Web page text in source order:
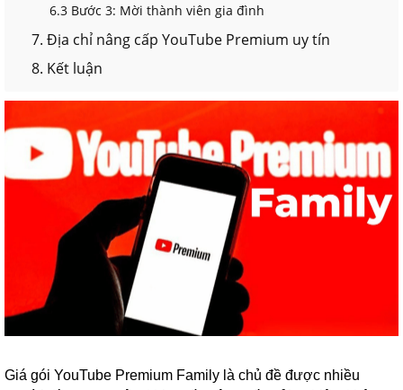
6.3 Bước 3: Mời thành viên gia đình
7. Địa chỉ nâng cấp YouTube Premium uy tín
8. Kết luận
Giá gói YouTube Premium Family là chủ đề được nhiều